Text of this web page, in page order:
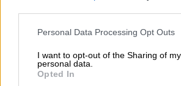
Please note that this website/app uses
not limited to your visit or usage
grant or deny consent to Google and its
use your data for below specified
Personal Data Processing Opt Outs
I want to opt-out of the Sharing of my
personal data.
Opted In
παρατηρείται ραγδαία
κρουσμάτων, με17
Η εξάπλωση των κοριών